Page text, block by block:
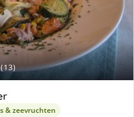
& zeevruchten